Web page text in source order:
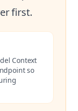
first.
Context
so